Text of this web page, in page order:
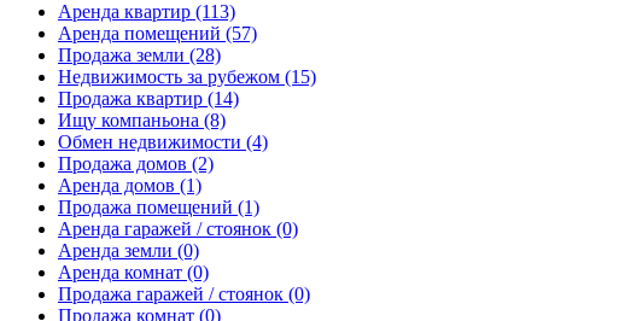
Аренда квартир (113)
Аренда помещений (57)
Продажа земли (28)
Недвижимость за рубежом (15)
Продажа квартир (14)
Ищу компаньона (8)
Обмен недвижимости (4)
Продажа домов (2)
Аренда домов (1)
Продажа помещений (1)
Аренда гаражей / стоянок (0)
Аренда земли (0)
Аренда комнат (0)
Продажа гаражей / стоянок (0)
Продажа комнат (0)